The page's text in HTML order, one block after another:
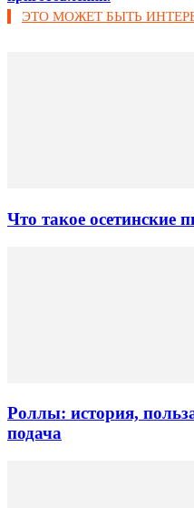
ЭТО МОЖЕТ БЫТЬ
Что такое осетинские
Роллы: история,
подача